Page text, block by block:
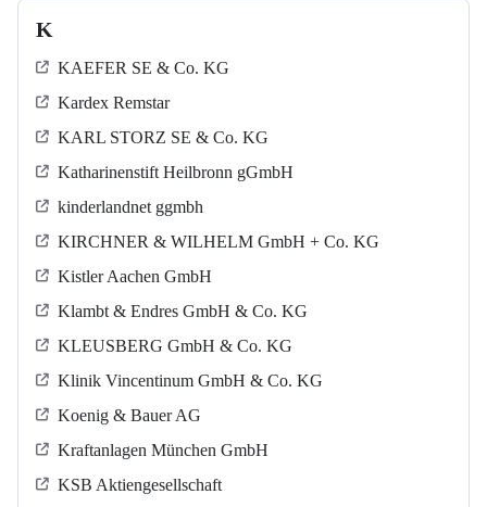
K
KAEFER SE & Co. KG
Kardex Remstar
KARL STORZ SE & Co. KG
Katharinenstift Heilbronn gGmbH
kinderlandnet ggmbh
KIRCHNER & WILHELM GmbH + Co. KG
Kistler Aachen GmbH
Klambt & Endres GmbH & Co. KG
KLEUSBERG GmbH & Co. KG
Klinik Vincentinum GmbH & Co. KG
Koenig & Bauer AG
Kraftanlagen München GmbH
KSB Aktiengesellschaft